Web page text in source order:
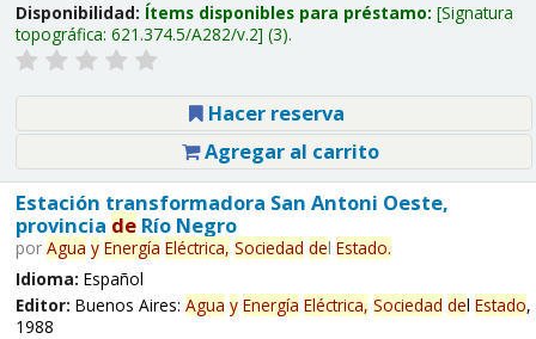
Disponibilidad: Ítems disponibles para préstamo: Signatura
topográfica: 621.374.5/A282/v.2 (3).
Hacer reserva
Agregar al carrito
Estación transformadora San Antoni Oeste,
provincia deRío Negro
por Agua y Energía Eléctrica, Sociedad del Estado.
Idioma: Español
Editor: Buenos Aires: Agua y Energía Eléctrica, Sociedad del Estado,
1988